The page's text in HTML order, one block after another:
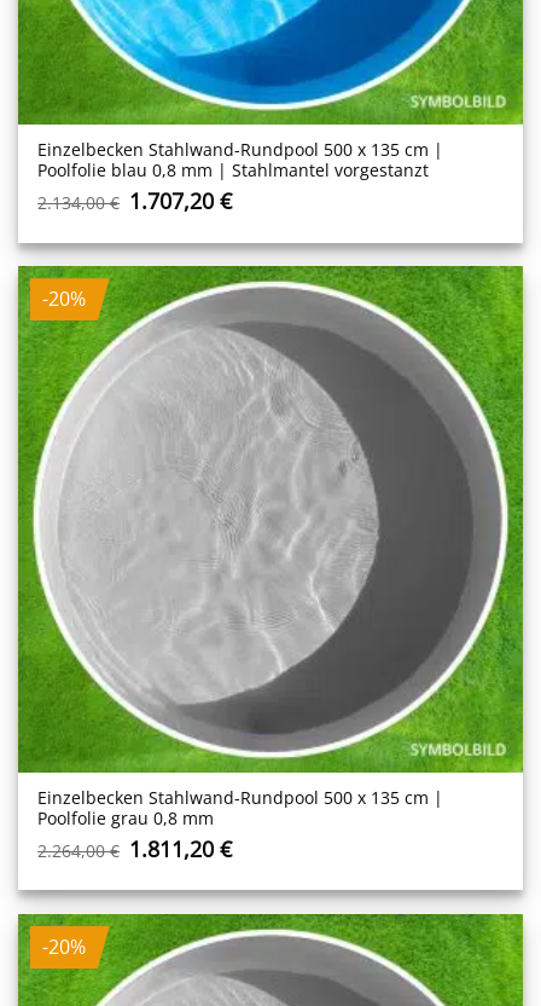
Einzelbecken Stahl­wand-Rundpool 500 x 135 cm |
Poolfolie blau 0,8 mm | Stahlmantel vorgestanzt
2.134,00€ Ursprünglicher
war:
2.134,00 €
1.707,20€Aktueller
ist:
1.707,20 €.
-20%
Einzelbecken Stahl­wand-Rundpool 500 x 135 cm |
Poolfolie grau 0,8 mm
2.264,00€ Ursprünglicher
war:
2.264,00 €
1.811,20€Aktueller
ist:
1.811,20 €.
-20%